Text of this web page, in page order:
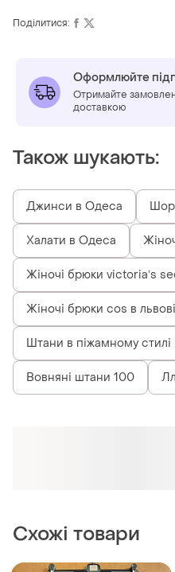
Поділитися:
Оформлюйте
Отримайте
доставкою
Також шукають:
Джинси в Одеса
Халати в Одеса
Жіночі брюки victoriaʼs
Жіночі брюки cos в львові
Штани в піжамному стилі
Вовняні штани 100